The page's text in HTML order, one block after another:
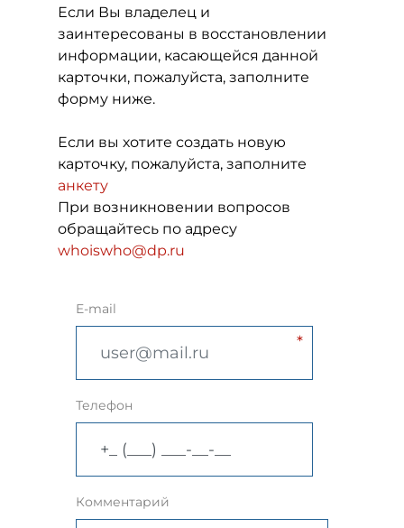
Если Вы владелец и
заинтересованы в восстановлении
информации, касающейся данной
карточки, пожалуйста, заполните
форму ниже.
Если вы хотите создать новую
карточку, пожалуйста, заполните
анкету
При возникновении вопросов
обращайтесь по адресу
whoiswho@dp.ru
E-mail
Телефон
Комментарий